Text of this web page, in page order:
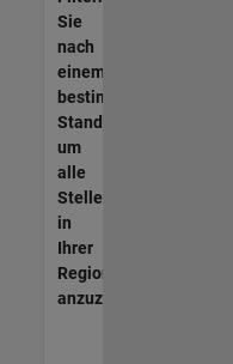
Sie
nach
einem
bestimmten
Standort,
um
alle
Stellenangebote
in
Ihrer
Region
anzuzeigen.